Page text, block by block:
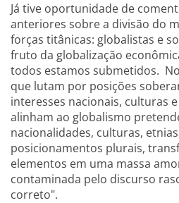
Já tive oportunidade de
anteriores sobre a divisão do
forças titânicas: globalistas e
fruto da globalização
todos estamos submetidos.
que lutam por posições
interesses nacionais, culturas
alinham ao globalismo
nacionalidades, culturas,
posicionamentos plurais,
elementos em uma massa
contaminada pelo discurso
correto".